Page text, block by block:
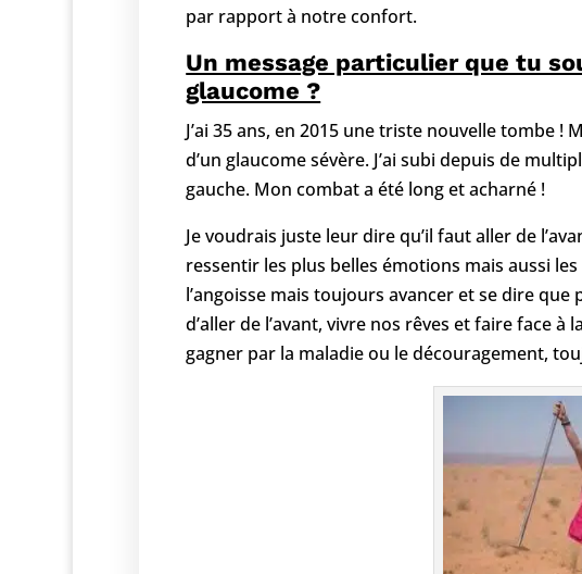
par rapport à notre confort.
Un message particulier que tu
glaucome ?
J’ai 35 ans, en 2015 une triste nouvelle tombe
d’un glaucome sévère. J’ai subi depuis de
gauche. Mon combat a été long et acharné !
Je voudrais juste leur dire qu’il faut aller de
ressentir les plus belles émotions mais aussi
l’angoisse mais toujours avancer et se dire
d’aller de l’avant, vivre nos rêves et faire face
gagner par la maladie ou le découragement,